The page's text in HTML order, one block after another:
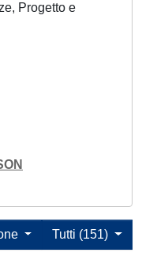
Progetto e
Tutti (151)